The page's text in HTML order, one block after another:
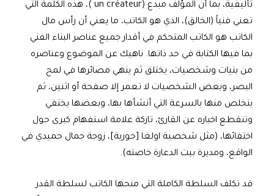
تأليفية، بما أن المؤلف مبدع (un créateur )، هذه الكلمة التي
تعني فنياً (الخالق)، الذي هو الكاتب، ما يعني أن رأس مال
الكاتب هو الكاتب المتحكم في أقدار جميع عناصر البناء الفني
بما فيها الكتابة في حد ذاتها. ناهيك عن الموضوع وعناصره
من بنيات وشخصيات، يختلق ثم ينهي مصائرها في لمح
البصر، وبعض الشخصيات لا تعمر إلا صفحة أو اثنين، ثم
يتخلص منها بالسرعة التي أنشأها بها، وبعضها يختفي
وتنقطع اخباره عن القارئ، تاركة علامة استفهام كبرى حول
اختفائها، (مثل شخصية اولغا [حورية]، زوجة جمال حميدي في
الواقع، ومديرة بيت الدعارة خاصته).
قد تكلف السلطة الكاملة التي منحها الكاتب لسلطة القدر